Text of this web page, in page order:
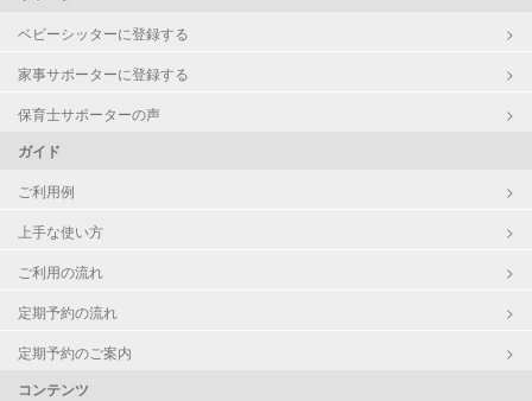
ベビーシッターに登録する
家事サポーターに登録する
保育士サポーターの声
ガイド
ご利用例
上手な使い方
ご利用の流れ
定期予約の流れ
定期予約のご案内
コンテンツ